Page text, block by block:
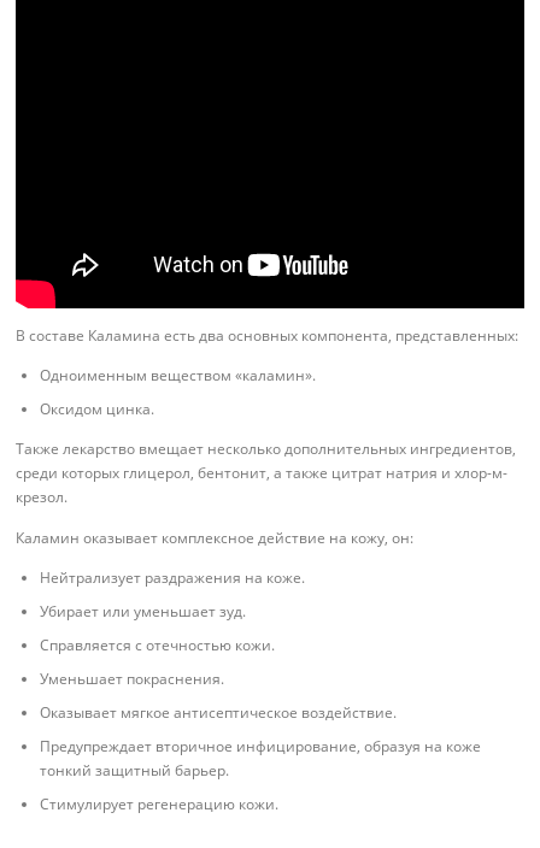
В составе Каламина есть два основных компонента, представленных:
Одноименным веществом «каламин».
Оксидом цинка.
Также лекарство вмещает несколько дополнительных ингредиентов,
среди которых глицерол, бентонит, а также цитрат натрия и хлор-м-
крезол.
Каламин оказывает комплексное действие на кожу, он:
Нейтрализует раздражения на коже.
Убирает или уменьшает зуд.
Справляется с отечностью кожи.
Уменьшает покраснения.
Оказывает мягкое антисептическое воздействие.
Предупреждает вторичное инфицирование, образуя на коже
тонкий защитный барьер.
Стимулирует регенерацию кожи.